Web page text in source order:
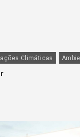
Climáticas